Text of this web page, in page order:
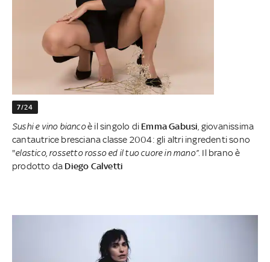
7/24
Sushi e vino biancoè il singolo di Emma Gabusi , giovanissima
cantautrice bresciana classe 2004: gli altri ingredenti sono
"elastico, rossetto rosso ed il tuo cuore in mano”. Il brano è
prodotto da Diego Calvetti